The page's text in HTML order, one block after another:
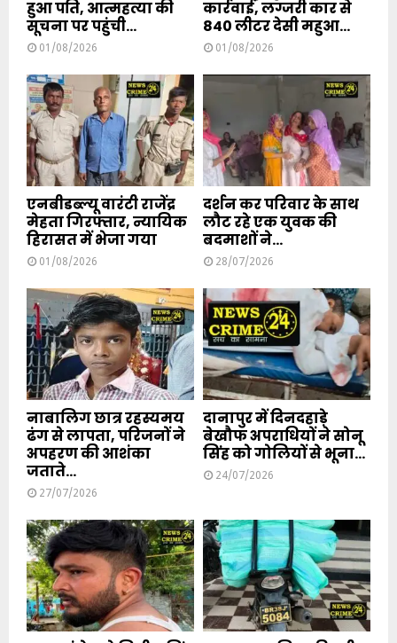
हुआ पति, आत्महत्या की
सूचना पर पहुंची...
01/08/2026
कार्रवाई, लग्जरी कार से
840 लीटर देसी महुआ...
01/08/2026
एनबीडब्ल्यू वारंटी राजेंद्र
मेहता गिरफ्तार, न्यायिक
हिरासत में भेजा गया
01/08/2026
दर्शन कर परिवार के साथ
लौट रहे एक युवक की
बदमाशों ने...
28/07/2026
नाबालिग छात्र रहस्यमय
ढंग से लापता, परिजनों ने
अपहरण की आशंका
जताते...
27/07/2026
दानापुर में दिनदहाड़े
बेखौफ अपराधियों ने सोनू
सिंह को गोलियों से भूना...
24/07/2026